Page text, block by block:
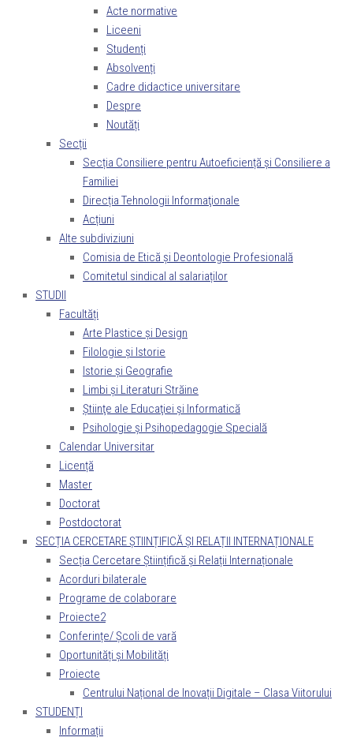
Acte normative
Liceeni
Studenți
Absolvenți
Cadre didactice universitare
Despre
Noutăți
Secții
Secția Consiliere pentru Autoeficiență și Consiliere a
Familiei
Direcția Tehnologii Informaţionale
Acțiuni
Alte subdiviziuni
Comisia de Etică și Deontologie Profesională
Comitetul sindical al salariaților
STUDII
Facultăți
Arte Plastice și Design
Filologie și Istorie
Istorie și Geografie
Limbi și Literaturi Străine
Ştiinţe ale Educaţiei și Informatică
Psihologie și Psihopedagogie Specială
Calendar Universitar
Licență
Master
Doctorat
Postdoctorat
SECȚIA CERCETARE ȘTIINȚIFICĂ ȘI RELAȚII INTERNAȚIONALE
Secția Cercetare Științifică și Relații Internaționale
Acorduri bilaterale
Programe de colaborare
Proiecte2
Conferințe/ Școli de vară
Oportunități și Mobilități
Proiecte
Centrului Național de Inovații Digitale – Clasa Viitorului
STUDENȚI
Informații